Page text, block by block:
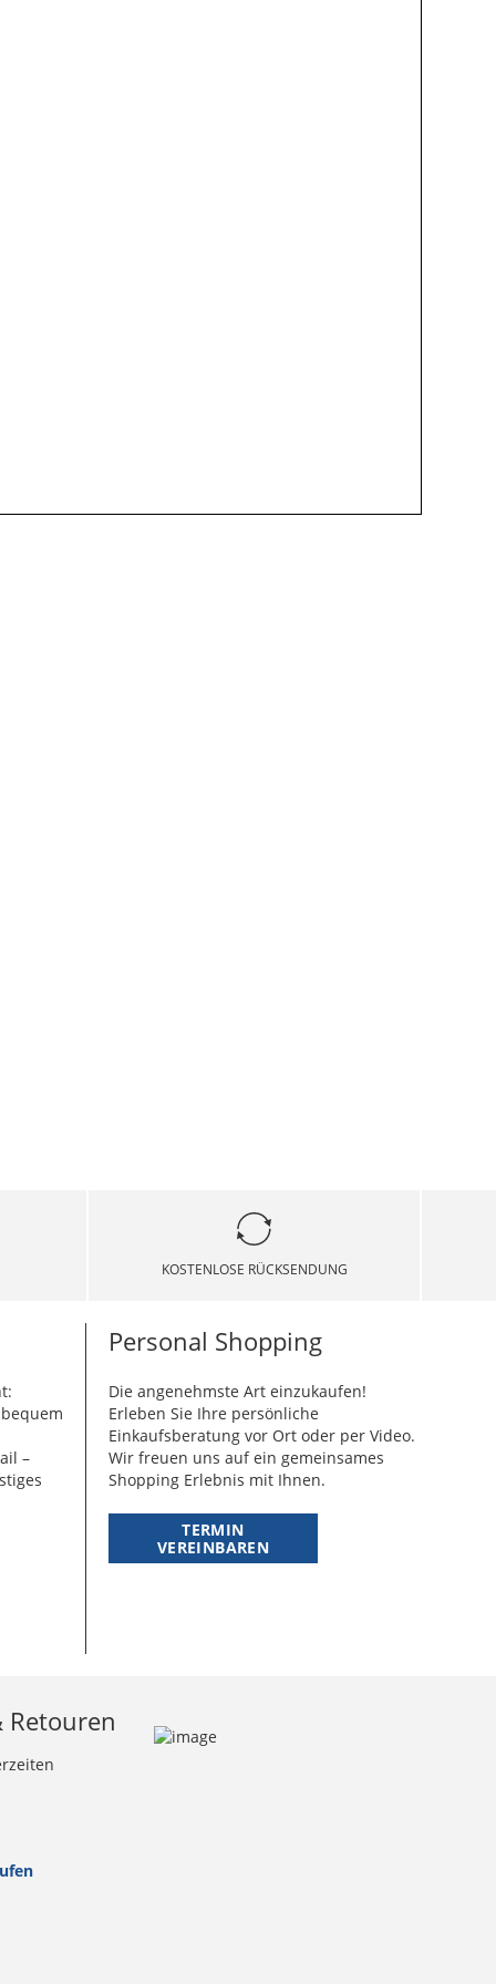
KOSTENLOSE RÜCKSENDUNG
–
Personal Shopping
Die angenehmste Art einzukaufen!
Erleben Sie Ihre persönliche
Einkaufsberatung vor Ort oder per Video.
Wir freuen uns auf ein gemeinsames
Shopping Erlebnis mit Ihnen.
TERMIN
VEREINBAREN
Retouren